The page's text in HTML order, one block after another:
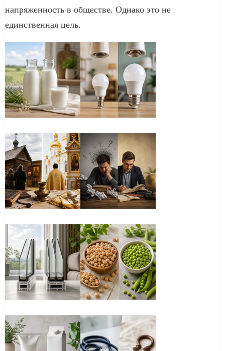
напряженность в обществе. Однако это не
единственная цель.